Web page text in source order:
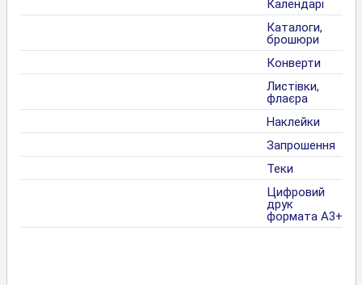
Календарі
Каталоги,
брошюри
Конверти
Листівки,
флаєра
Наклейки
Запрошення
Теки
Цифровий
друк
формата А3+